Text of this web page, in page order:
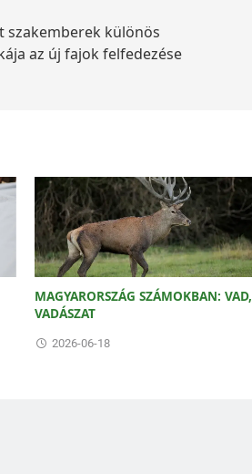
szakemberek különös
az új fajok felfedezése
MAGYARORSZÁG SZÁMOKBAN: VAD,
VADÁSZAT
2026-06-18